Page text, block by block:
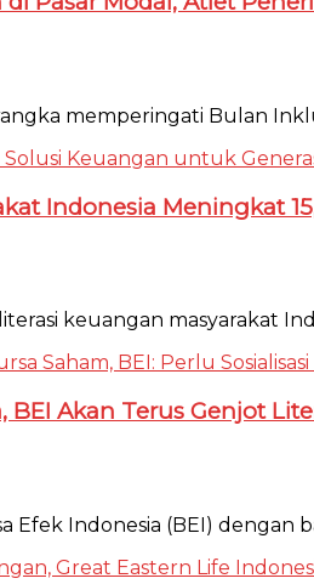
memperingati Bulan
Indonesia Meningkat
keuangan masyarakat
BEI Akan Terus Genjot
Efek Indonesia (BEI)